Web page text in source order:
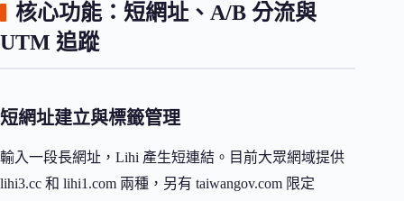
核心功能：短網址、A/B 分流與
UTM 追蹤
短網址建立與標籤管理
輸入一段長網址，Lihi 產生短連結。目前大眾網域提供
lihi3.cc 和 lihi1.com 兩種，另有 taiwangov.com 限定